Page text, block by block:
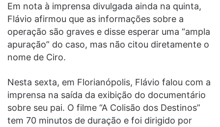
Em nota à imprensa divulgada ainda na quinta,
Flávio afirmou que as informações sobre a
operação são graves e disse esperar uma “ampla
apuração” do caso, mas não citou diretamente o
nome de Ciro.
Nesta sexta, em Florianópolis, Flávio falou com a
imprensa na saída da exibição do documentário
sobre seu pai. O filme “A Colisão dos Destinos”
tem 70 minutos de duração e foi dirigido por